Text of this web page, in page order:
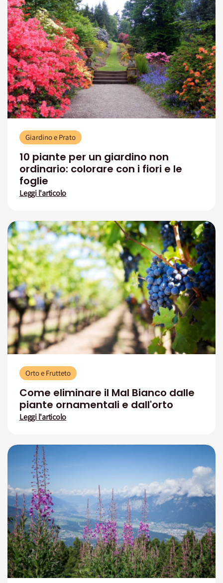
Giardino e Prato
10 piante per un giardino non
ordinario: colorare con i fiori e le
foglie
Leggi l'articolo
Orto e Frutteto
Come eliminare il Mal Bianco dalle
piante ornamentali e dall'orto
Leggi l'articolo